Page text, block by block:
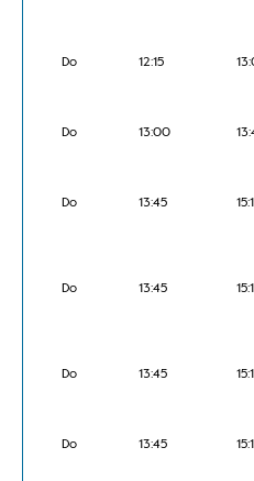
Do 12:15
Do 13:00
Do 13:45
Do 13:45
Do 13:45
Do 13:45